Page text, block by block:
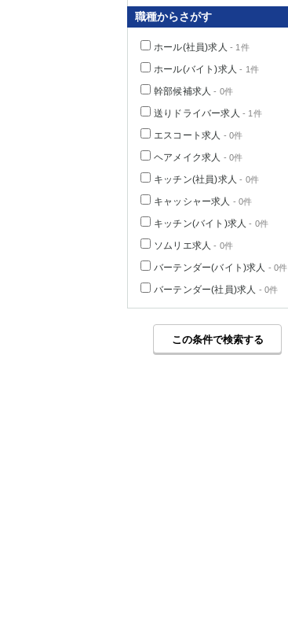
職種からさがす
ホール(社員)求人 - 1件
ホール(バイト)求人 - 1件
幹部候補求人 - 0件
送りドライバー求人 - 1件
エスコート求人 - 0件
ヘアメイク求人 - 0件
キッチン(社員)求人 - 0件
キャッシャー求人 - 0件
キッチン(バイト)求人 - 0件
ソムリエ求人 - 0件
バーテンダー(バイト)求人 - 0件
バーテンダー(社員)求人 - 0件
この条件で検索する